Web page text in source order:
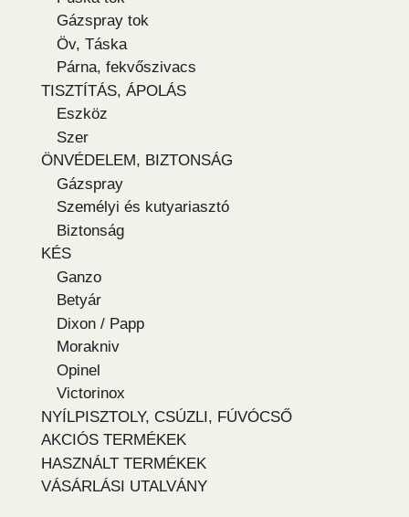
Gázspray tok
Öv, Táska
Párna, fekvőszivacs
TISZTÍTÁS, ÁPOLÁS
Eszköz
Szer
ÖNVÉDELEM, BIZTONSÁG
Gázspray
Személyi és kutyariasztó
Biztonság
KÉS
Ganzo
Betyár
Dixon / Papp
Morakniv
Opinel
Victorinox
NYÍLPISZTOLY, CSÚZLI, FÚVÓCSŐ
AKCIÓS TERMÉKEK
HASZNÁLT TERMÉKEK
VÁSÁRLÁSI UTALVÁNY